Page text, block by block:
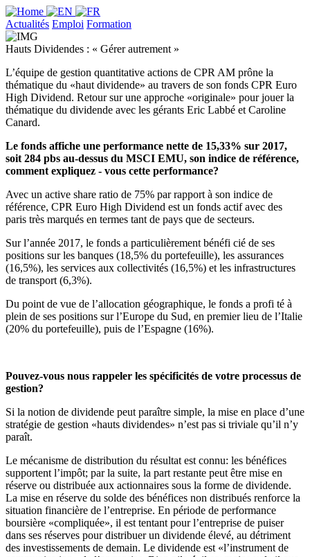
Actualités Emploi Formation
Hauts Dividendes : « Gérer autrement »
L’équipe de gestion quantitative actions de CPR AM prône la
thématique du «haut dividende» au travers de son fonds CPR Euro
High Dividend. Retour sur une approche «originale» pour jouer la
thématique du dividende avec les gérants Eric Labbé et Caroline
Canard.
Le fonds affiche une performance nette de 15,33% sur 2017,
soit 284 pbs au-dessus du MSCI EMU, son indice de référence,
comment expliquez - vous cette performance?
Avec un active share ratio de 75% par rapport à son indice de
référence, CPR Euro High Dividend est un fonds actif avec des
paris très marqués en termes tant de pays que de secteurs.
Sur l’année 2017, le fonds a particulièrement bénéfi cié de ses
positions sur les banques (18,5% du portefeuille), les assurances
(16,5%), les services aux collectivités (16,5%) et les infrastructures
de transport (6,3%).
Du point de vue de l’allocation géographique, le fonds a profi té à
plein de ses positions sur l’Europe du Sud, en premier lieu de l’Italie
(20% du portefeuille), puis de l’Espagne (16%).
Pouvez-vous nous rappeler les spécificités de votre processus de
gestion?
Si la notion de dividende peut paraître simple, la mise en place d’une
stratégie de gestion «hauts dividendes» n’est pas si triviale qu’il n’y
paraît.
Le mécanisme de distribution du résultat est connu: les bénéfices
supportent l’impôt; par la suite, la part restante peut être mise en
réserve ou distribuée aux actionnaires sous la forme de dividende.
La mise en réserve du solde des bénéfices non distribués renforce la
situation financière de l’entreprise. En période de performance
boursière «compliquée», il est tentant pour l’entreprise de puiser
dans ses réserves pour distribuer un dividende élevé, au détriment
des investissements de demain. Le dividende est «l’instrument de